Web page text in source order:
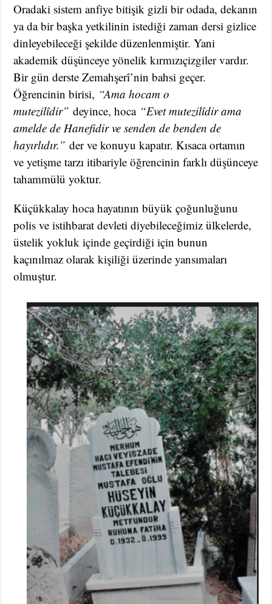
Oradaki sistem anfiye bitişik gizli bir odada, dekanın
ya da bir başka yetkilinin istediği zaman dersi gizlice
dinleyebileceği şekilde düzenlenmiştir. Yani
akademik düşünceye yönelik kırmızıçizgiler vardır.
Bir gün derste Zemahşerî’nin bahsi geçer.
Öğrencinin birisi, “Ama hocam o
mutezilîdir” deyince, hoca “Evet mutezilîdir ama
amelde de Hanefidir ve senden de benden de
hayırlıdır.” der ve konuyu kapatır. Kısaca ortamın
ve yetişme tarzı itibariyle öğrencinin farklı düşünceye
tahammülü yoktur.
Küçükkalay hoca hayatının büyük çoğunluğunu
polis ve istihbarat devleti diyebileceğimiz ülkelerde,
üstelik yokluk içinde geçirdiği için bunun
kaçınılmaz olarak kişiliği üzerinde yansımaları
olmuştur.